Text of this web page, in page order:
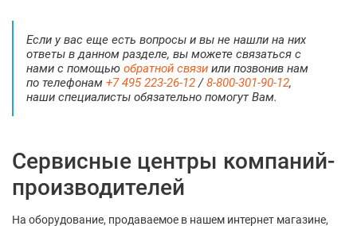
Если у вас еще есть вопросы и вы не нашли на них
ответы в данном разделе, вы можете связаться с
нами с помощью обратной связи или позвонив нам
по телефонам +7 495 223-26-12 /8-800-301-90-12,
наши специалисты обязательно помогут Вам.
Сервисные центры компаний-
производителей
На оборудование, продаваемое в нашем интернет магазине,